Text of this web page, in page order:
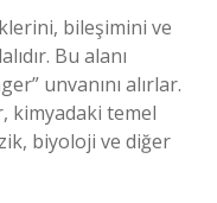
bileşimini ve
Bu alanı
unvanını alırlar.
kimyadaki temel
biyoloji ve diğer